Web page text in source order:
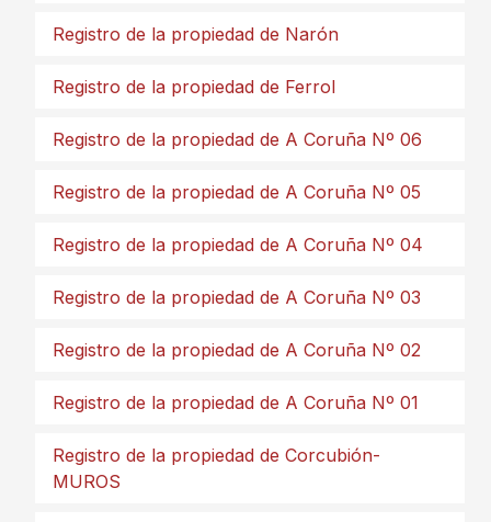
Registro de la propiedad de Narón
Registro de la propiedad de Ferrol
Registro de la propiedad de A Coruña Nº 06
Registro de la propiedad de A Coruña Nº 05
Registro de la propiedad de A Coruña Nº 04
Registro de la propiedad de A Coruña Nº 03
Registro de la propiedad de A Coruña Nº 02
Registro de la propiedad de A Coruña Nº 01
Registro de la propiedad de Corcubión-
MUROS